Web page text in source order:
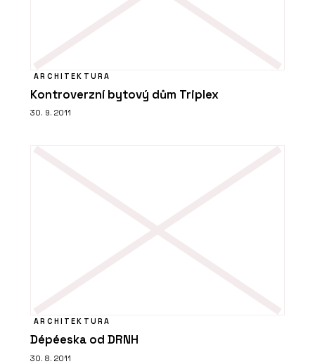
ARCHITEKTURA
Kontroverzní bytový dům Triplex
30. 9. 2011
ARCHITEKTURA
Dépéeska od DRNH
30. 8. 2011